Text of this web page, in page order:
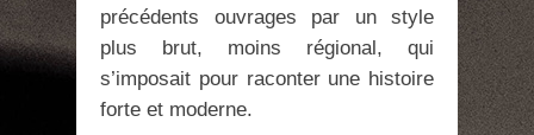
précédents ouvrages par un style
plus brut, moins régional, qui
s’imposait pour raconter une histoire
forte et moderne.